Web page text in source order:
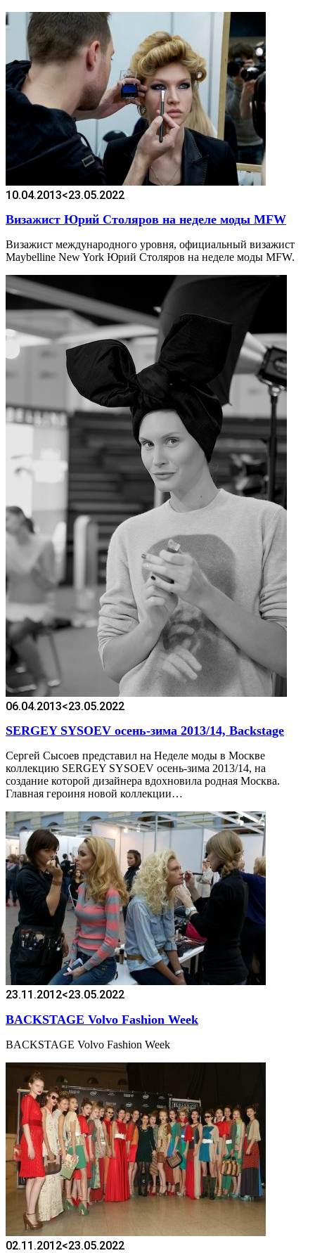
10.04.2013<23.05.2022
Визажист Юрий Столяров на неделе моды MFW
Визажист международного уровня, официальный визажист
Maybelline New York Юрий Столяров на неделе моды MFW.
06.04.2013<23.05.2022
SERGEY SYSOEV осень-зима 2013/14, Backstаge
Сергей Сысоев представил на Неделе моды в Москве
коллекцию SERGEY SYSOEV осень-зима 2013/14, на
создание которой дизайнера вдохновила родная Москва.
Главная героиня новой коллекции…
23.11.2012<23.05.2022
BACKSTAGE Volvo Fashion Week
BACKSTAGE Volvo Fashion Week
02.11.2012<23.05.2022